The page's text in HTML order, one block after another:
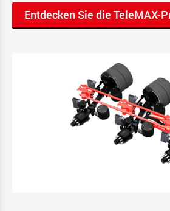
Entdecken Sie die TeleMAX-